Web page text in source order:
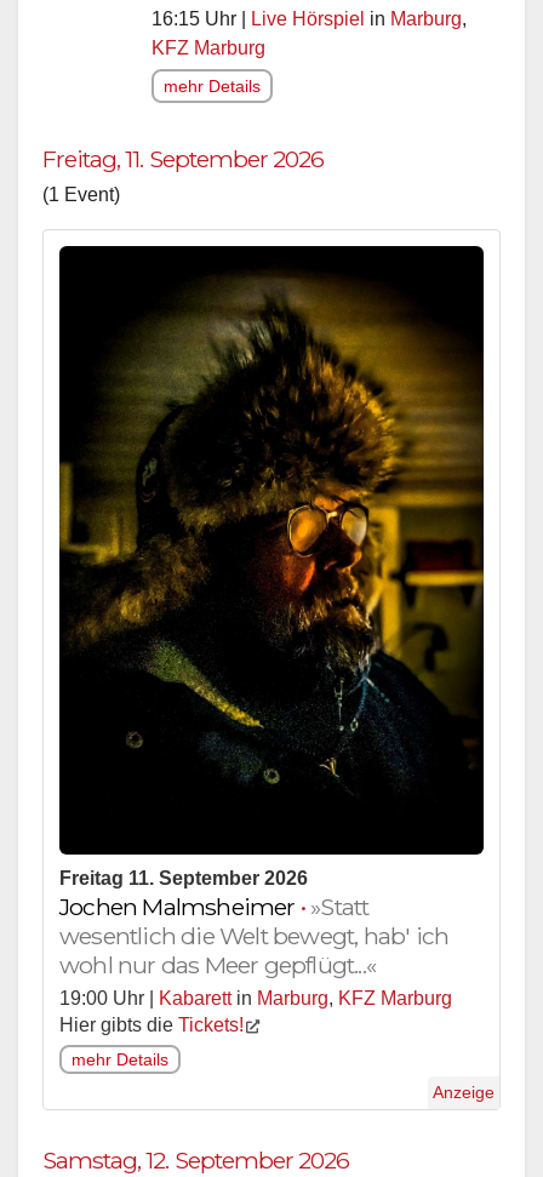
16:15 Uhr | Live Hörspiel in Marburg,
KFZ Marburg
mehr Details
Freitag, 11. September 2026
(1 Event)
Freitag 11. September 2026
Jochen Malmsheimer • »Statt
wesentlich die Welt bewegt, hab' ich
wohl nur das Meer gepflügt...«
19:00 Uhr | Kabarettin Marburg, KFZ Marburg
Hier gibts die Tickets!
mehr Details
Anzeige
Samstag, 12. September 2026